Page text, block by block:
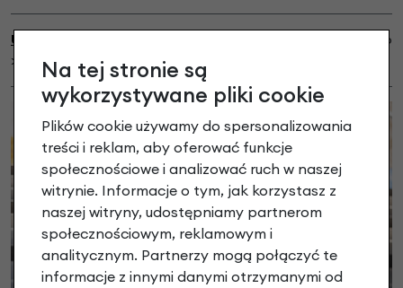
Uchwyt do mostków A-Head
dostępny do kupienia osobno
>>
TUTAJNa tej stronie są
wykorzystywane pliki cookie
Plików cookie używamy do spersonalizowania
treści i reklam, aby oferować funkcje
społecznościowe i analizować ruch w naszej
witrynie. Informacje o tym, jak korzystasz z
naszej witryny, udostępniamy partnerom
społecznościowym, reklamowym i
analitycznym. Partnerzy mogą połączyć te
informacje z innymi danymi otrzymanymi od